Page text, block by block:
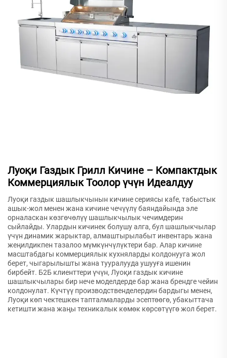
Луоқи Газдык Грилл Кичине – Компактдык
Коммерциялык Тоолор үчүн Идеалдуу
Луоқи газдык шашлыкчынын кичине сериясы кafe, табыстык
ашык-жол менен жана кичине чечүүлү баяндайында эле
орналаскан көзгөчөлүү шашлыкчылык чечимдерин
сыйлайды. Улардын кичинек болушу алга, бул шашлыкчылар
үчүн динамик жарыктар, алмаштырылабыт инвентарь жана
жеңилдикпен тазалоо мүмкүнчүлүктери бар. Алар кичине
масштабдагы коммерциялык кухняларды колдонууга жол
берет, чыгарылышты жана тууралууда ушууға ишенин
бирбейт. Б2Б клиенттери үчүн, Луоқи газдык кичине
шашлыкчылары бир нече моделдерде бар жана брендге чейин
колдонулат. Күчтүү производственделердин бардыгы менен,
Луоқи көп чектешкен тапталмаларды эсептөөгө, убакыттача
кетишти жана жаңы техникалык көмөк көрсөтүүгө жол берет.